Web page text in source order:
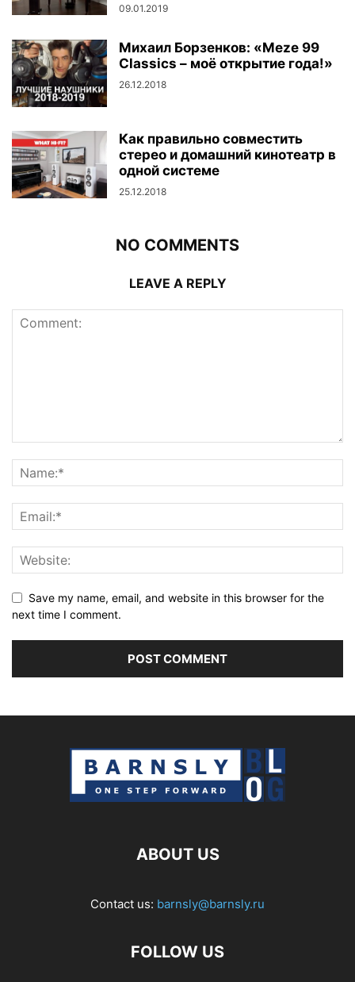
09.01.2019
Михаил Борзенков: «Meze 99
Classics – моё открытие года!»
26.12.2018
Как правильно совместить
стерео и домашний кинотеатр в
одной системе
25.12.2018
NO COMMENTS
LEAVE A REPLY
Save my name, email, and website in this browser for the
next time I comment.
ABOUT US
Contact us: barnsly@barnsly.ru
FOLLOW US